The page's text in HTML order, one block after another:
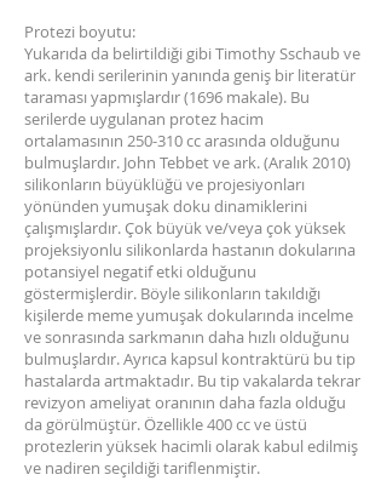
Protezi boyutu:
Yukarıda da belirtildiği gibi Timothy Sschaub ve
ark. kendi serilerinin yanında geniş bir literatür
taraması yapmışlardır (1696 makale). Bu
serilerde uygulanan protez hacim
ortalamasının 250-310 cc arasında olduğunu
bulmuşlardır. John Tebbet ve ark. (Aralık 2010)
silikonların büyüklüğü ve projesiyonları
yönünden yumuşak doku dinamiklerini
çalışmışlardır. Çok büyük ve/veya çok yüksek
projeksiyonlu silikonlarda hastanın dokularına
potansiyel negatif etki olduğunu
göstermişlerdir. Böyle silikonların takıldığı
kişilerde meme yumuşak dokularında incelme
ve sonrasında sarkmanın daha hızlı olduğunu
bulmuşlardır. Ayrıca kapsul kontraktürü bu tip
hastalarda artmaktadır. Bu tip vakalarda tekrar
revizyon ameliyat oranının daha fazla olduğu
da görülmüştür. Özellikle 400 cc ve üstü
protezlerin yüksek hacimli olarak kabul edilmiş
ve nadiren seçildiği tariflenmiştir.